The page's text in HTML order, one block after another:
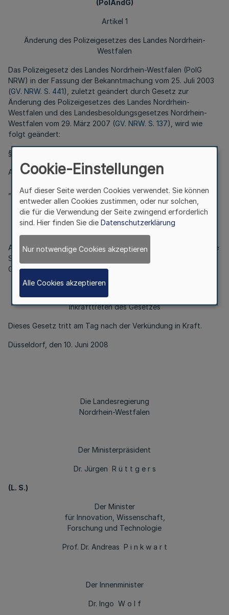
(PolÄndG)
Artikel 1
Änderung des Polizeigesetzes des Landes Nordrhein-
Westfalen
Das Polizeigesetz des Landes Nordrhein-Westfalen (PolG
NRW) in der Fassung der Bekanntmachung vom 25. Juli 2003
(GV. NRW. S. 441), zuletzt geändert durch Gesetz zur
Änderung des Polizeigesetzes des Landes Nordrhein-
Westfalen und des Landesbesoldungsgesetzes Nordrhein-
Westfalen vom 29. März 2007 (GV. NRW. S. 137), wird wie
folgt geändert:
§ 15a wird wie folgt geändert:
Absatz 5 erhält folgende Fassung
„(5) §15 a tritt am 31. Juli 2013 außer Kraft.“
Artikel 2
Aufgrund dieses Gesetzes kann das Recht auf informationelle
Selbstbestimmung (Artikel 2 Abs. 1 i.V.m. Artikel 1 Abs. 1 des
Grundgesetzes) eingeschränkt werden.
Artikel 3
Inkrafttreten des Gesetzes
Dieses Gesetz tritt am Tag nach der Verkündung in Kraft.
Düsseldorf, den 10. Juni 2008
Die Landesregierung
Nordrhein-Westfalen
Der Ministerpräsident
Dr. Jürgen R ü t t g e r s
(L. S.)
Der Minister
für Innovation, Wissenschaft,
Forschung und Technologie
Prof. Dr. Andreas P i n k w a r t
Der Innenminister
Dr. Ingo W o l f
Cookie-Einstellungen
Auf dieser Seite werden Cookies verwendet. Sie können
entweder allen Cookies zustimmen, oder nur solchen,
die für die Verwendung der Seite zwingend erforderlich
sind. Hier finden Sie die Datenschutzerklärung
Nur notwendige Cookies akzeptieren
Alle Cookies akzeptieren